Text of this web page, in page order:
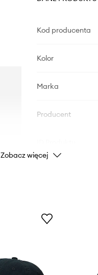
Kod producenta
Kolor
Marka
Producent
Zobacz więcej